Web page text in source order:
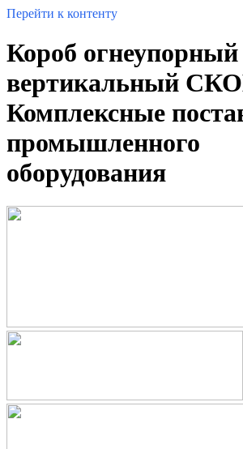
Перейти к контенту
Короб огнеупорный
вертикальный
Комплексные
промышленного
оборудования